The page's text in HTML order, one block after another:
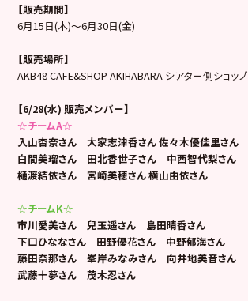
【販売期間】
6月15日(木)～6月30日(金)
【販売場所】
AKB48 CAFE&SHOP AKIHABARA シアター側ショップ
【6/28(水) 販売メンバー】
☆チームA☆
入山杏奈さん 大家志津香さん 佐々木優佳里さん
白間美瑠さん 田北香世子さん 中西智代梨さん
樋渡結依さん 宮崎美穂さん 横山由依さん
☆チームK☆
市川愛美さん 兒玉遥さん 島田晴香さん
下口ひななさん 田野優花さん 中野郁海さん
藤田奈那さん 峯岸みなみさん 向井地美音さん
武藤十夢さん 茂木忍さん